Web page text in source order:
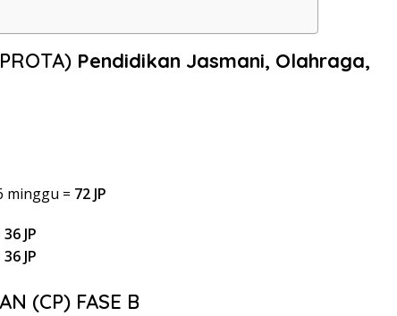
Pendidikan Jasmani, Olahraga,
minggu = 72 JP
36 JP
36 JP
(CP) FASE B